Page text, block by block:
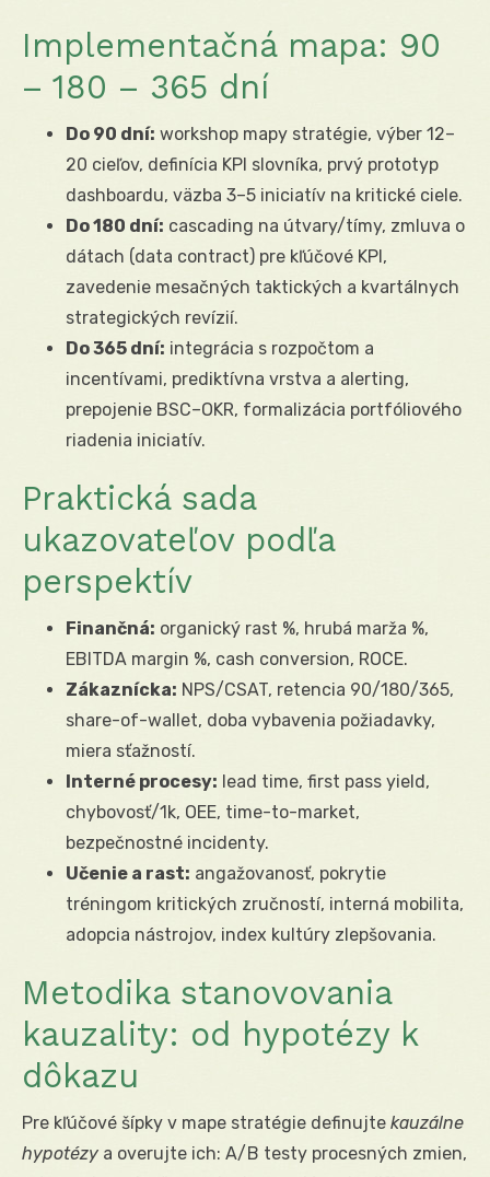
Implementačná mapa: 90
– 180 – 365 dní
Do 90 dní: workshop mapy stratégie, výber 12–
20 cieľov, definícia KPI slovníka, prvý prototyp
dashboardu, väzba 3–5 iniciatív na kritické ciele.
Do 180 dní: cascading na útvary/tímy, zmluva o
dátach (data contract) pre kľúčové KPI,
zavedenie mesačných taktických a kvartálnych
strategických revízií.
Do 365 dní: integrácia s rozpočtom a
incentívami, prediktívna vrstva a alerting,
prepojenie BSC–OKR, formalizácia portfóliového
riadenia iniciatív.
Praktická sada
ukazovateľov podľa
perspektív
Finančná: organický rast %, hrubá marža %,
EBITDA margin %, cash conversion, ROCE.
Zákaznícka: NPS/CSAT, retencia 90/180/365,
share-of-wallet, doba vybavenia požiadavky,
miera sťažností.
Interné procesy: lead time, first pass yield,
chybovosť/1k, OEE, time-to-market,
bezpečnostné incidenty.
Učenie a rast: angažovanosť, pokrytie
tréningom kritických zručností, interná mobilita,
adopcia nástrojov, index kultúry zlepšovania.
Metodika stanovovania
kauzality: od hypotézy k
dôkazu
Pre kľúčové šípky v mape stratégie definujte kauzálne
hypotézy a overujte ich: A/B testy procesných zmien,